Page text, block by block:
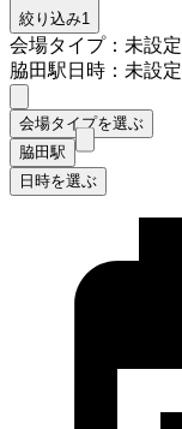
絞り込み1
会場タイプ：未設定
脇田駅日時：未設定
会場タイプを選ぶ
脇田駅
日時を選ぶ